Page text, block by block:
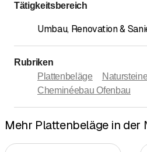
Tätigkeitsbereich
Umbau, Renovation &
Rubriken
Plattenbeläge
Natursteine
Cheminéebau Ofenbau
Mehr Plattenbeläge in der